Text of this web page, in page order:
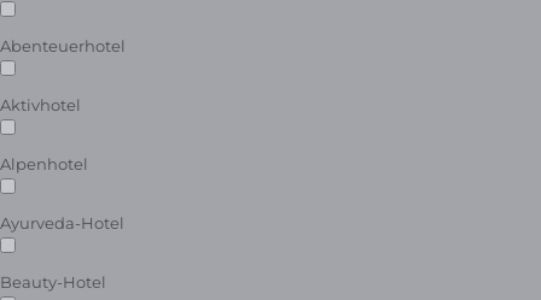
Abenteuerhotel
Aktivhotel
Alpenhotel
Ayurveda-Hotel
Beauty-Hotel